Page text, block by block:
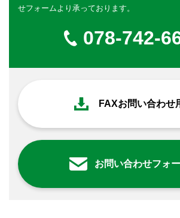
せフォームより承っております。
078-742-
FAXお問い合わせ
お問い合わせフォ